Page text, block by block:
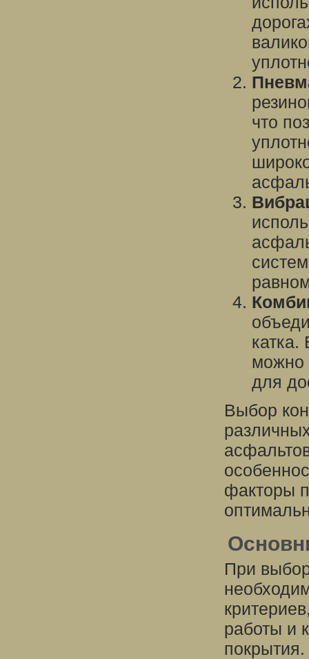
что
катка.
можно
для
Выбор
факторы
При
работы и
покрытия.